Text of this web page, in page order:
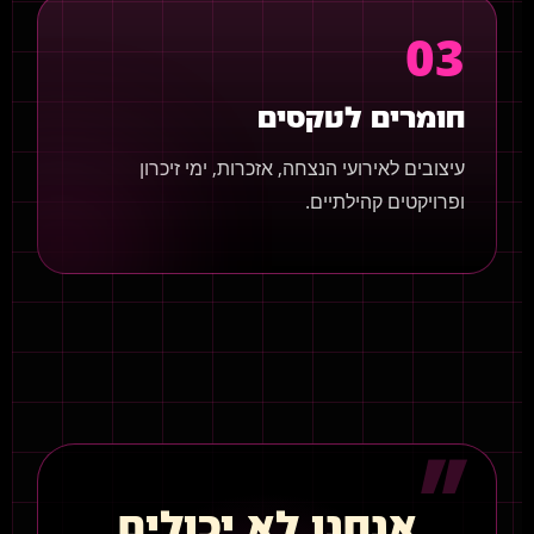
03
חומרים לטקסים
עיצובים לאירועי הנצחה, אזכרות, ימי זיכרון
ופרויקטים קהילתיים.
״